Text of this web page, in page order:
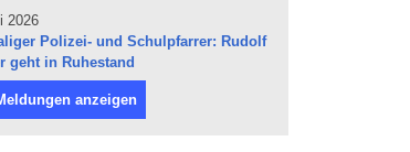
2026
Polizei- und Schulpfarrer: Rudolf
geht in Ruhestand
anzeigen